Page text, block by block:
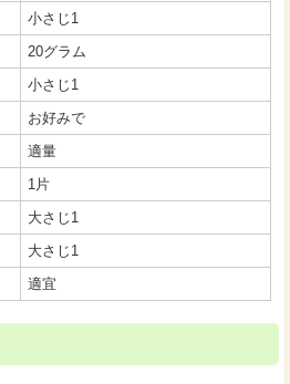
小さじ1
20グラム
小さじ1
お好みで
適量
1片
大さじ1
大さじ1
適宜